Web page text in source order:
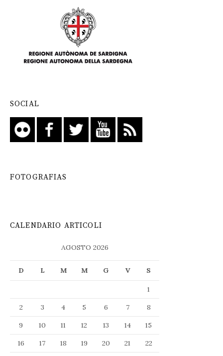
SOCIAL
FOTOGRAFIAS
CALENDARIO ARTICOLI
AGOSTO 2026
D L M M G V S
1
2
3 4 5 6 7
8
9
10 11 12 13 14
15
16
17 18 19 20 21
22